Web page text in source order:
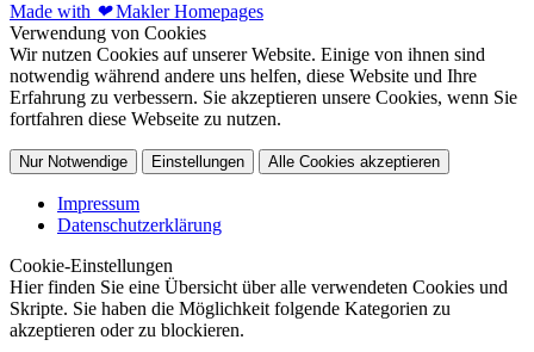
Made with ❤Makler Homepages
Verwendung von Cookies
Wir nutzen Cookies auf unserer Website. Einige von ihnen sind
notwendig während andere uns helfen, diese Website und Ihre
Erfahrung zu verbessern. Sie akzeptieren unsere Cookies, wenn Sie
fortfahren diese Webseite zu nutzen.
Nur Notwendige Einstellungen Alle Cookies akzeptieren
Impressum
Datenschutzerklärung
Cookie-Einstellungen
Hier finden Sie eine Übersicht über alle verwendeten Cookies und
Skripte. Sie haben die Möglichkeit folgende Kategorien zu
akzeptieren oder zu blockieren.